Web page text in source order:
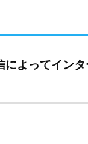
よってイン